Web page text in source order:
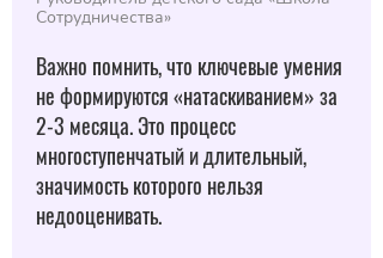
Сотрудничества»
Важно помнить, что ключевые умения
не формируются «натаскиванием» за
2-3 месяца. Это процесс
многоступенчатый и длительный,
значимость которого нельзя
недооценивать.